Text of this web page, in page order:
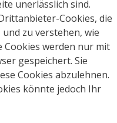
unerlässlich sind.
Cookies, die
zu verstehen, wie
Cookies werden nur mit
gespeichert. Sie
Cookies abzulehnen.
könnte jedoch Ihr